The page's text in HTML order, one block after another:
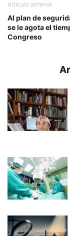
Artículo anterior
Al plan de
se le agota el
Congreso